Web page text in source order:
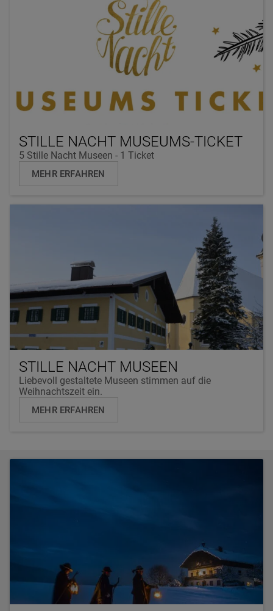
STILLE NACHT MUSEUMS-TICKET
5 Stille Nacht Museen - 1 Ticket
MEHR ERFAHREN
STILLE NACHT MUSEEN
Liebevoll gestaltete Museen stimmen auf die
Weihnachtszeit ein.
MEHR ERFAHREN